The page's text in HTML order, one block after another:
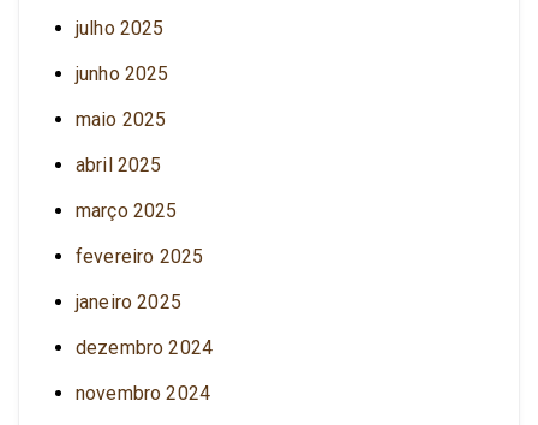
julho 2025
junho 2025
maio 2025
abril 2025
março 2025
fevereiro 2025
janeiro 2025
dezembro 2024
novembro 2024